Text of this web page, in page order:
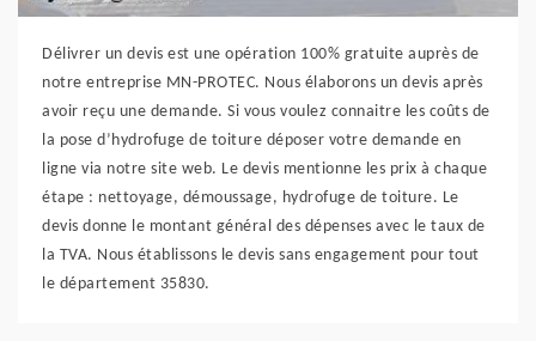
Délivrer un devis est une opération 100% gratuite auprès de
notre entreprise MN-PROTEC. Nous élaborons un devis après
avoir reçu une demande. Si vous voulez connaitre les coûts de
la pose d’hydrofuge de toiture déposer votre demande en
ligne via notre site web. Le devis mentionne les prix à chaque
étape : nettoyage, démoussage, hydrofuge de toiture. Le
devis donne le montant général des dépenses avec le taux de
la TVA. Nous établissons le devis sans engagement pour tout
le département 35830.